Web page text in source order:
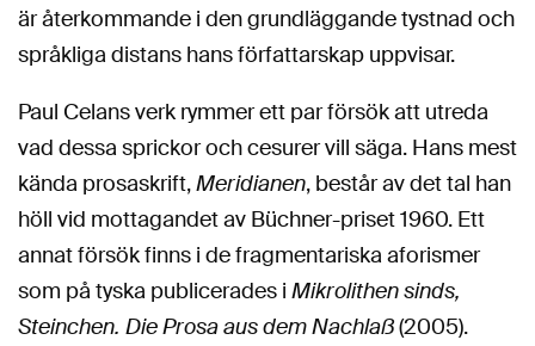
är återkommande i den grundläggande tystnad och
språkliga distans hans författarskap uppvisar.
Paul Celans verk rymmer ett par försök att utreda
vad dessa sprickor och cesurer vill säga. Hans mest
kända prosaskrift,Meridianen, består av det tal han
höll vid mottagandet av Büchner-priset 1960. Ett
annat försök finns i de fragmentariska aforismer
som på tyska publicerades i Mikrolithen sinds,
Steinchen. Die Prosa aus dem Nachlaß(2005).